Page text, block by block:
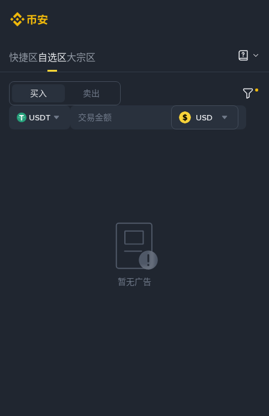
快捷区自选区大宗区
买入 卖出
USDT USD
暂无广告